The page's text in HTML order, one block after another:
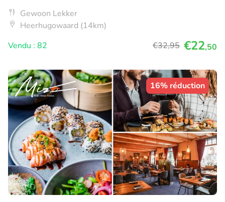
Gewoon Lekker
Heerhugowaard (14km)
Vendu : 82
€32,95 €22,50
16% réduction